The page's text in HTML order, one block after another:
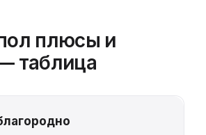
плюсы и
таблица